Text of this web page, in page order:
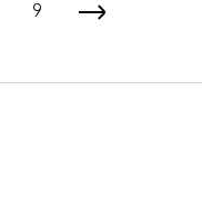
Водночас
9